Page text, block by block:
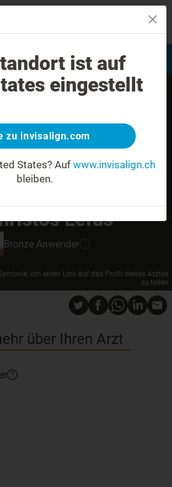
Invisalign Anwender finden
Lefas
Bronze Anwender
um einen Link auf das Profil dieses Arztes
zu teilen
über Ihren Arzt
?
ist auf
eingestellt
zu invisalign.com
States? Auf www.invisalign.ch
bleiben.